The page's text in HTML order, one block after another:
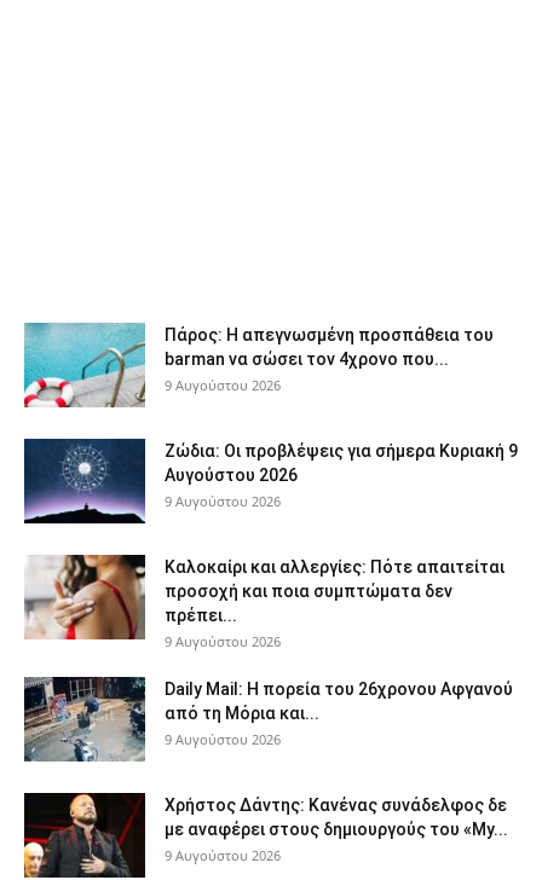
Πάρος: Η απεγνωσμένη προσπάθεια του
barman να σώσει τον 4χρονο που...
9 Αυγούστου 2026
Ζώδια: Οι προβλέψεις για σήμερα Κυριακή 9
Αυγούστου 2026
9 Αυγούστου 2026
Καλοκαίρι και αλλεργίες: Πότε απαιτείται
προσοχή και ποια συμπτώματα δεν
πρέπει...
9 Αυγούστου 2026
Daily Mail: Η πορεία του 26χρονου Αφγανού
από τη Μόρια και...
9 Αυγούστου 2026
Χρήστος Δάντης: Κανένας συνάδελφος δε
με αναφέρει στους δημιουργούς του «My...
9 Αυγούστου 2026